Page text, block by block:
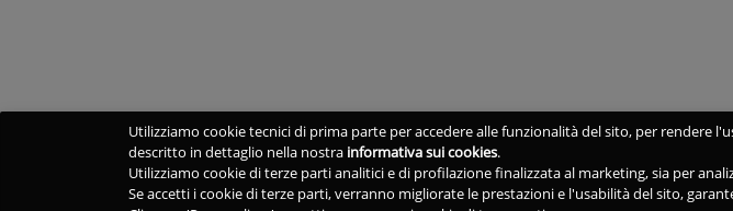
Utilizziamo cookie tecnici di prima parte per accedere alle funzionalità del sito, per rendere
descritto in dettaglio nella nostra informativa sui cookies.
Utilizziamo cookie di terze parti analitici e di profilazione finalizzata al marketing, sia per
Se accetti i cookie di terze parti, verranno migliorate le prestazioni e l'usabilità del sito,